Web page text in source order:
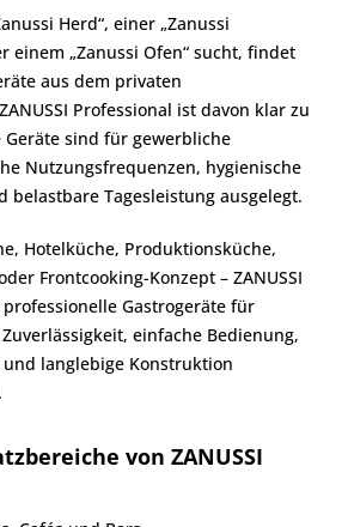
Herd“, einer „Zanussi
einem „Zanussi Ofen“ sucht, findet
aus dem privaten
Professional ist davon klar zu
sind für gewerbliche
Nutzungsfrequenzen, hygienische
belastbare Tagesleistung ausgelegt.
Hotelküche, Produktionsküche,
Frontcooking-Konzept – ZANUSSI
Gastrogeräte für
einfache Bedienung,
langlebige Konstruktion
von ZANUSSI